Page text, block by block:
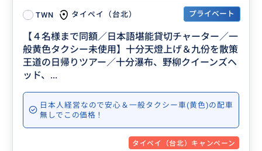
TWN タイペイ（台北） プライベート
【４名様まで同額／日本語堪能貸切チャーター／一
般黄色タクシー未使用】十分天燈上げ＆九份を散策
王道の日帰りツアー／十分瀑布、野柳クイーンズヘ
ッド、...
日本人経営なので安心＆一般タクシー車(黄色)の配車
無しでこの価格！
タイペイ（台北）キャンペーン